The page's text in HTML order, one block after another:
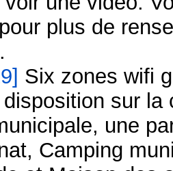
plus de
Six zones wifi
sur la
une
Camping